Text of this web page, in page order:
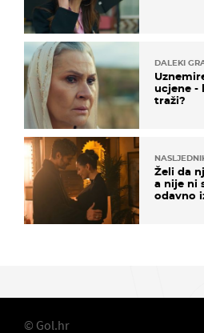
DALEKI
ucjene -
traži?
Želi da
a nije ni
odavno
© Gol.hr